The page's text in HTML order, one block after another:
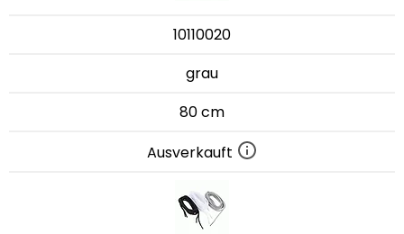
10110020
grau
80 cm
Ausverkauft